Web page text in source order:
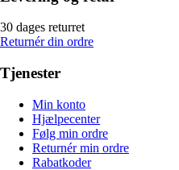
30 dages returret
Returnér din ordre
Tjenester
Min konto
Hjælpecenter
Følg min ordre
Returnér min ordre
Rabatkoder